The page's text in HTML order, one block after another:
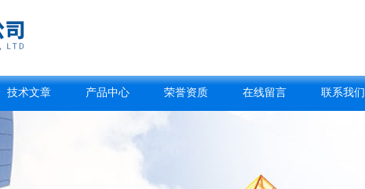
技术文章 产品中心 荣誉资质 在线留言 联系我们